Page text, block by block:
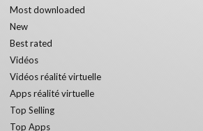
Most downloaded
New
Best rated
Vidéos
Vidéos réalité virtuelle
Apps réalité virtuelle
Top Selling
Top Apps